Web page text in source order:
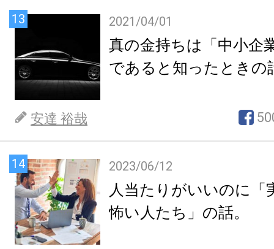
13 2021/04/01
真の金持ちは「中小企
であると知ったときの
安達 裕哉
14 2023/06/12
人当たりがいいのに「
怖い人たち」の話。